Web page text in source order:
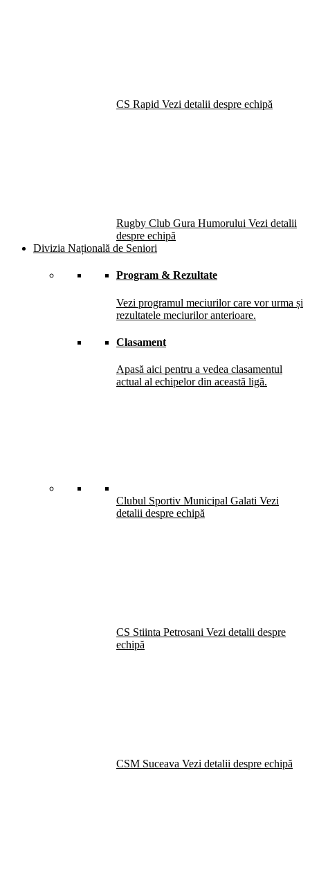
CS Rapid Vezi detalii despre echipă
Rugby Club Gura Humorului Vezi detalii
despre echipă
Divizia Națională de Seniori
Program & Rezultate
Vezi programul meciurilor care vor urma și
rezultatele meciurilor anterioare.
Clasament
Apasă aici pentru a vedea clasamentul
actual al echipelor din această ligă.
Clubul Sportiv Municipal Galati Vezi
detalii despre echipă
CS Stiinta Petrosani Vezi detalii despre
echipă
CSM Suceava Vezi detalii despre echipă